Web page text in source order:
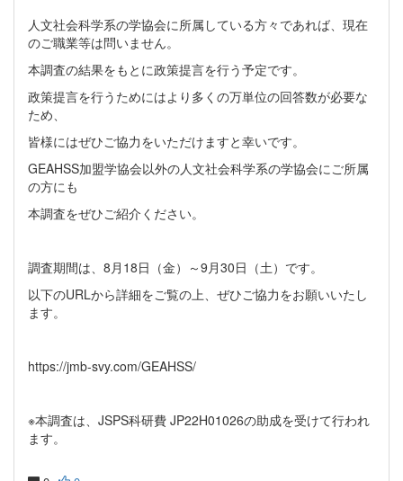
人文社会科学系の学協会に所属している方々であれば、現在
のご職業等は問いません。
本調査の結果をもとに政策提言を行う予定です。
政策提言を行うためにはより多くの万単位の回答数が必要な
ため、
皆様にはぜひご協力をいただけますと幸いです。
GEAHSS加盟学協会以外の人文社会科学系の学協会にご所属
の方にも
本調査をぜひご紹介ください。
調査期間は、8月18日（金）～9月30日（土）です。
以下のURLから詳細をご覧の上、ぜひご協力をお願いいたし
ます。
https://jmb-svy.com/GEAHSS/
※本調査は、JSPS科研費 JP22H01026の助成を受けて行われ
ます。